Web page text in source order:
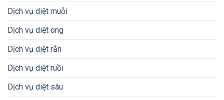
Dịch vụ diệt muỗi
Dịch vụ diệt ong
Dịch vụ diệt rắn
Dịch vụ diệt ruồi
Dịch vụ diệt sâu